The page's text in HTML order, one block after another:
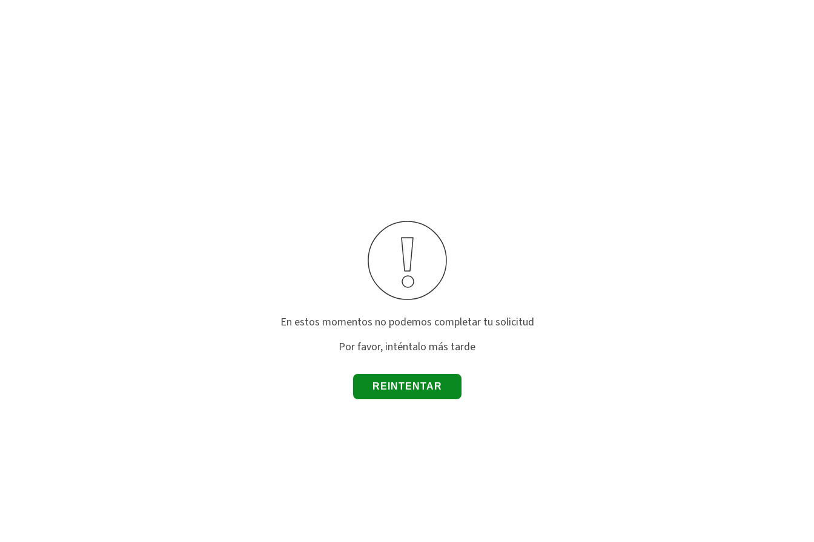
En estos momentos no podemos completar tu solicitud
Por favor, inténtalo más tarde
REINTENTAR